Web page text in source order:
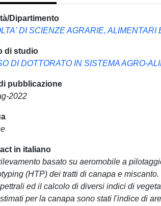
Dipartimento
DI SCIENZE AGRARIE, ALIMENTARI
di studio
DI DOTTORATO IN SISTEMA AGRO-
pubblicazione
2022
in italiano
basato su aeromobile a
(HTP) dei tratti di canapa e
ed il calcolo di diversi indici di
per la canapa sono stati l'indice di